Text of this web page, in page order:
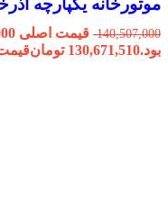
موتورخانه یکپارچه آذرخش
140,507,000
بود.130,671,510 تومانقیمت فعلی